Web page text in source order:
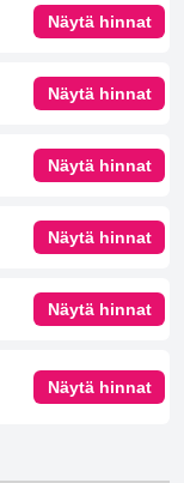
Näytä hinnat
Näytä hinnat
Näytä hinnat
Näytä hinnat
Näytä hinnat
Näytä hinnat